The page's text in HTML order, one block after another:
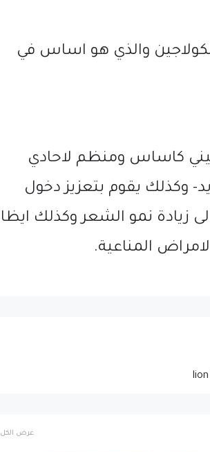
والذي هو اساس في
كاساس ومنظم لاحادي
وكذلك يقوم بتعزيز دخول
زيادة نمو الشعر وكذلك ايظا
المناعية.
عرض الكل